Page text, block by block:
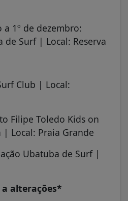
1º de dezembro:
de Surf | Local: Reserva
Club | Local:
Filipe Toledo Kids on
| Local: Praia Grande
Ubatuba de Surf |
alterações*